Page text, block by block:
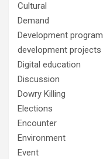
Cultural
Demand
Development program
development projects
Digital education
Discussion
Dowry Killing
Elections
Encounter
Environment
Event